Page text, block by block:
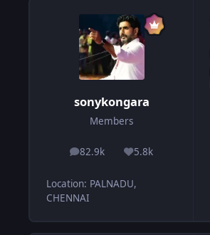
sonykongara
Members
82.9k
posts 5.8k
Reputation
Location: PALNADU,
CHENNAI